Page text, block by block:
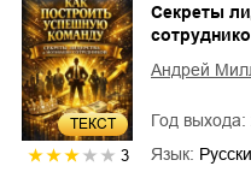
ТЕКСТ
3
Секреты
Андрей
Год выхода:
Язык: